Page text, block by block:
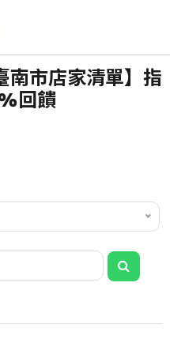
南市店家清單】指
回饋